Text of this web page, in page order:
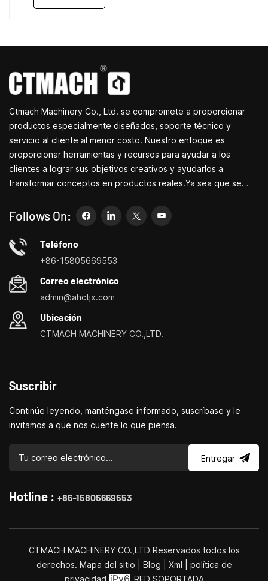
Ctmach Machinery Co., Ltd. se compromete a proporcionar
productos especialmente diseñados, soporte técnico y
servicio al cliente al menor costo. Nuestro enfoque es
proporcionar herramientas y recursos para ayudar a los
clientes a lograr sus objetivos creativos y ayudarlos a
transformar conceptos en productos reales.Ya sea que se
simplemente sea un emprendedor creativo, las pequeñas
máquinas herramienta de Bite pueden permitirle satisfacer sus
necesidades de manera más fácil, rápida y
económica.Especializados en pequeños centros de
domésticos, taladradoras y fresadoras domésticas, pequeños
tornos, taladradores y fresadores multifuncionales.
Follows On:
Teléfono
+86-15805669553
Correo electrónico
admin@ahctjx.com
Ubicación
CTMACH MACHINERY CO.,LTD.
Suscribir
Continúe leyendo, manténgase informado, suscríbase y le
invitamos a que nos cuente lo que piensa.
Entregar
Hotline : +86-15805669553
CTMACH MACHINERY CO.,LTD Reservados todos los
derechos. Mapa del sitio Blog Xml
política de
privacidad
RED SOPORTADA